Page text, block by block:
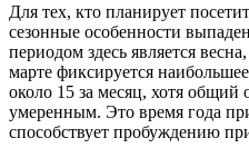
Для тех, кто планирует
сезонные особенности
периодом здесь является
марте фиксируется
около 15 за месяц, хотя общий
умеренным. Это время года
способствует пробуждению